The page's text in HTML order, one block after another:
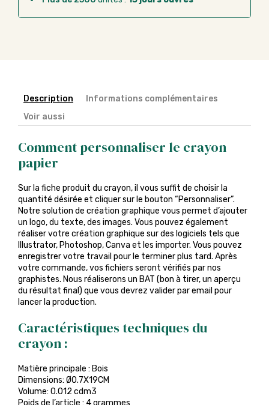
Description
Informations complémentaires
Voir aussi
Comment personnaliser le crayon
papier
Sur la fiche produit du crayon, il vous suffit de choisir la
quantité désirée et cliquer sur le bouton “Personnaliser”.
Notre solution de création graphique vous permet d’ajouter
un logo, du texte, des images. Vous pouvez également
réaliser votre création graphique sur des logiciels tels que
Illustrator, Photoshop, Canva et les importer. Vous pouvez
enregistrer votre travail pour le terminer plus tard. Après
votre commande, vos fichiers seront vérifiés par nos
graphistes. Nous réaliserons un BAT (bon à tirer, un aperçu
du résultat final) que vous devrez valider par email pour
lancer la production.
Caractéristiques techniques du
crayon :
Matière principale : Bois
Dimensions: Ø0.7X19CM
Volume: 0.012 cdm3